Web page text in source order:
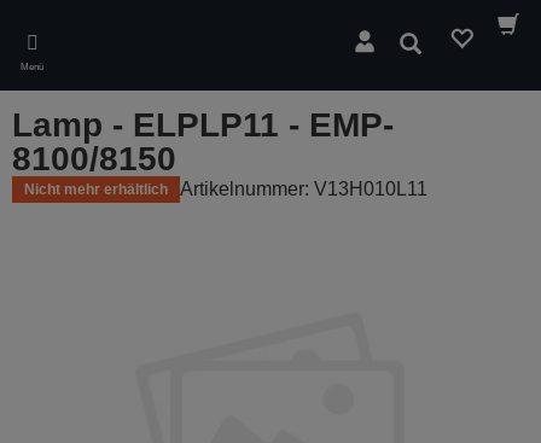
main
content
Menü
Suchen
Lamp - ELPLP11 - EMP-
8100/8150
Nicht mehr erhältlich Artikelnummer: V13H010L11